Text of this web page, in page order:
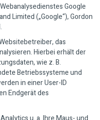
Google
Limited („Google“), Gordon
das
Hierbei erhält der
wie z. B.
Betriebssysteme und
in einer User-ID
Endgerät des